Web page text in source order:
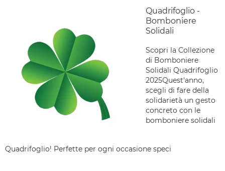
Quadrifoglio -
Bomboniere
Solidali
Scopri la Collezione
di Bomboniere
Solidali Quadrifoglio
2025Quest'anno,
scegli di fare della
solidarietà un gesto
concreto con le
bomboniere solidali
Quadrifoglio! Perfette per ogni occasione speci